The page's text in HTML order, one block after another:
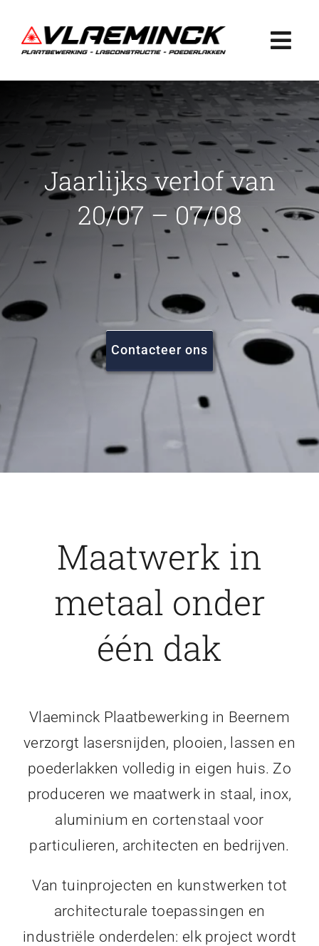
naar
inhoud
Plaatbewerking
Lasconstructie
Poederlakken
Projecten
FAQ
Vacatures
Jaarlijks verlof van
20/07 – 07/08
Contacteer ons
Maatwerk in
metaal onder
één dak
Vlaeminck Plaatbewerking in Beernem
verzorgt lasersnijden, plooien, lassen en
poederlakken volledig in eigen huis. Zo
produceren we maatwerk in staal, inox,
aluminium en cortenstaal voor
particulieren, architecten en bedrijven.
Van tuinprojecten en kunstwerken tot
architecturale toepassingen en
industriële onderdelen: elk project wordt